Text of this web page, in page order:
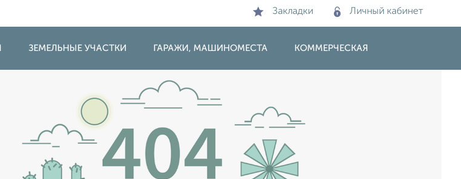
Закладки Личный кабинет
ЗЕМЕЛЬНЫЕ УЧАСТКИ ГАРАЖИ, МАШИНОМЕСТА КОММЕРЧЕСКАЯ